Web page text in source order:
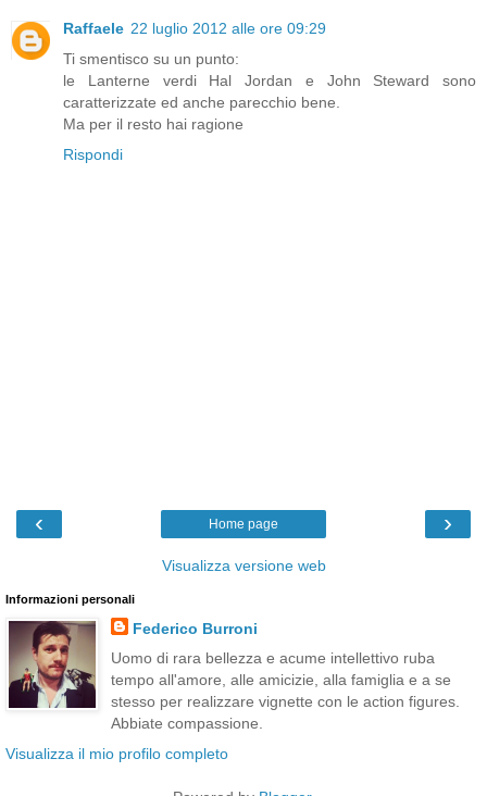
Raffaele 22 luglio 2012 alle ore 09:29
Ti smentisco su un punto:
le Lanterne verdi Hal Jordan e John Steward sono
caratterizzate ed anche parecchio bene.
Ma per il resto hai ragione
Rispondi
‹ ›
Home page
Visualizza versione web
Informazioni personali
Federico Burroni
Uomo di rara bellezza e acume intellettivo ruba
tempo all'amore, alle amicizie, alla famiglia e a se
stesso per realizzare vignette con le action figures.
Abbiate compassione.
Visualizza il mio profilo completo